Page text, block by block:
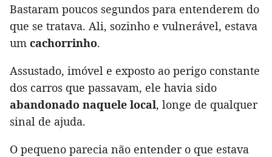
Bastaram poucos segundos para entenderem do
que se tratava. Ali, sozinho e vulnerável, estava
um cachorrinho.
Assustado, imóvel e exposto ao perigo constante
dos carros que passavam, ele havia sido
abandonado naquele local, longe de qualquer
sinal de ajuda.
O pequeno parecia não entender o que estava